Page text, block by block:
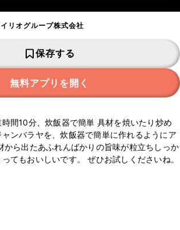
リオグループ株式会社
保存する
無料アプリを開く
時間10分、炊飯器で簡単 具材を焼いたり炒め
ンバラヤを、炊飯器で簡単に作れるようにア
から出たあふれんばかりの旨味が粒立ちしっか
てもおいしいです。 ぜひお試しくださいね。